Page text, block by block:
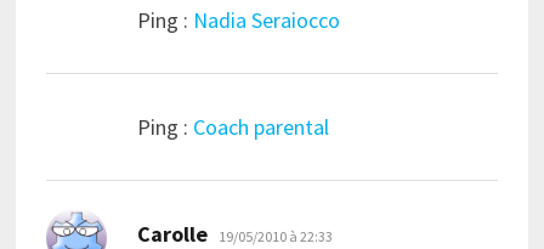
Ping : Nadia Seraiocco
Ping : Coach parental
Carolle dit :
19/05/2010 à 22:33